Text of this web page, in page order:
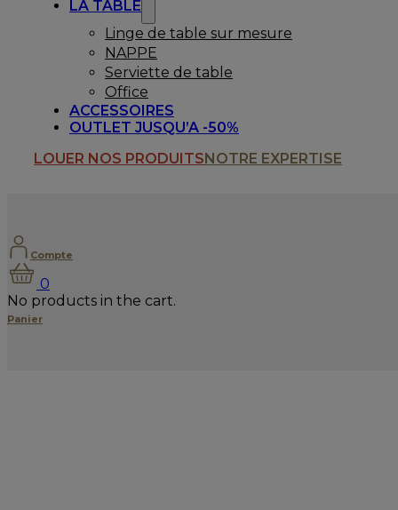
LA TABLE
Linge de table sur mesure
NAPPE
Serviette de table
Office
ACCESSOIRES
OUTLET JUSQU’A -50%
LOUER NOS PRODUITSNOTRE EXPERTISE
Compte
0
No products in the cart.
Panier